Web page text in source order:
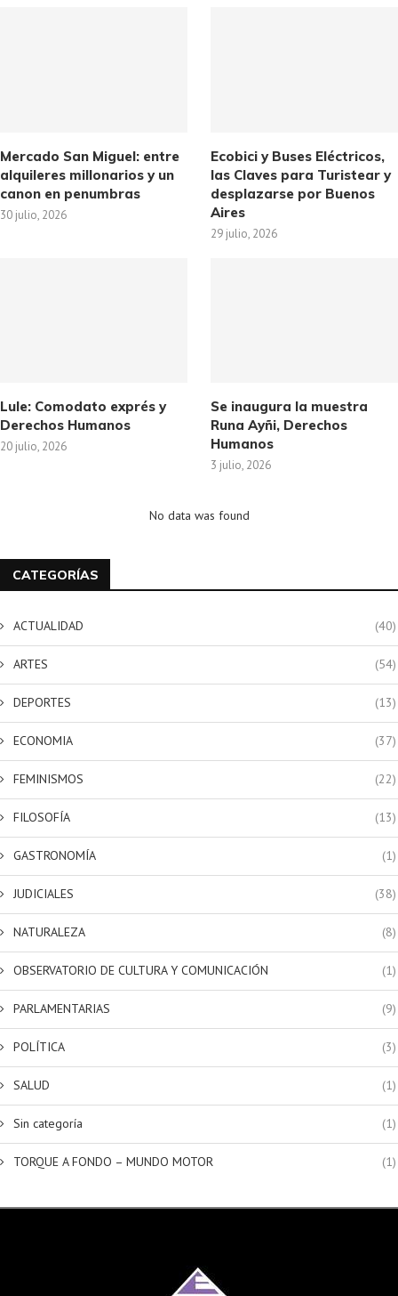
Mercado San Miguel: entre
alquileres millonarios y un
canon en penumbras
30 julio, 2026
Ecobici y Buses Eléctricos,
las Claves para Turistear y
desplazarse por Buenos
Aires
29 julio, 2026
Lule: Comodato exprés y
Derechos Humanos
20 julio, 2026
Se inaugura la muestra
Runa Ayñi, Derechos
Humanos
3 julio, 2026
No data was found
CATEGORÍAS
ACTUALIDAD (40)
ARTES (54)
DEPORTES (13)
ECONOMIA (37)
FEMINISMOS (22)
FILOSOFÍA (13)
GASTRONOMÍA (1)
JUDICIALES (38)
NATURALEZA (8)
OBSERVATORIO DE CULTURA Y COMUNICACIÓN (1)
PARLAMENTARIAS (9)
POLÍTICA (3)
SALUD (1)
Sin categoría (1)
TORQUE A FONDO – MUNDO MOTOR (1)